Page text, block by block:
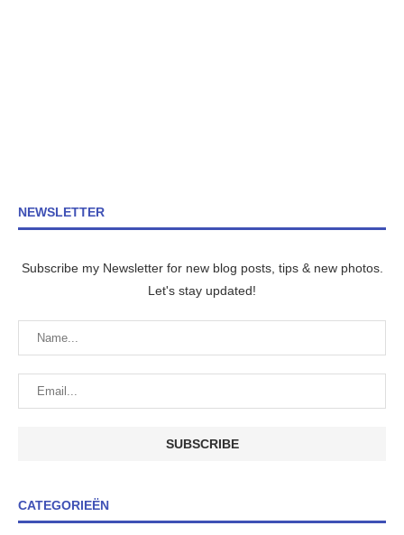
NEWSLETTER
Subscribe my Newsletter for new blog posts, tips & new photos.
Let's stay updated!
CATEGORIEËN